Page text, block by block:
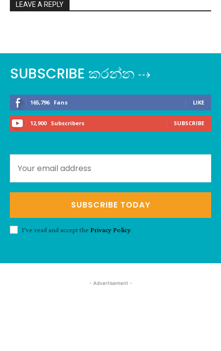
LEAVE A REPLY
SUBSCRIBE කරන්න ⇢
165,796 Fans LIKE
12,900 Subscribers SUBSCRIBE
SUBSCRIBE TODAY
I've read and accept the Privacy Policy.
- Advertisement -